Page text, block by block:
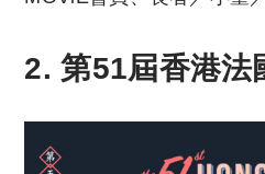
2. 第51屆香港法